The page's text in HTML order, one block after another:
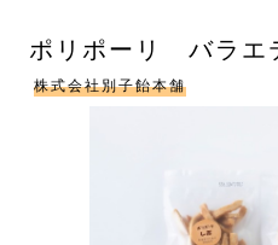
ポリポーリ バラエ
株式会社別子飴本舗